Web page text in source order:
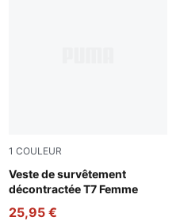
1 COULEUR
Veste de survêtement
décontractée T7 Femme
Puma Black
25,95 €